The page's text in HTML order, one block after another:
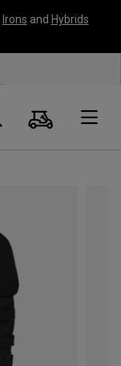
Irons and Hybrids
Panier